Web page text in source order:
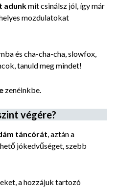
adunkmit csinálsz jól, így már
mozdulatokat
és cha-cha-cha, slowfox,
tanuld meg mindet!
zenéinkbe.
végére?
táncórát , aztán a
jókedvűséget, szebb
a hozzájuk tartozó